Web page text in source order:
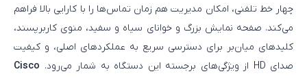
چهار خط تلفنی، امکان مدیریت هم‌ زمان تماس‌ها را با کارایی بالا فراهم
می‌کند. صفحه‌ نمایش بزرگ و خوانای سیاه‌ و سفید، منوی کاربرپسند،
کلیدهای میان‌بر برای دسترسی سریع به عملکردهای اصلی، و کیفیت
صدای HD از ویژگی‌های برجسته این دستگاه به شمار می‌رود.
Cisco